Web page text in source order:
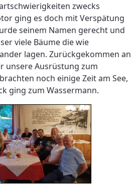
zwecks
ging es doch mit Verspätung
seinem Namen gerecht und
viele Bäume die wie
lagen. Zurückgekommen an
unsere Ausrüstung zum
noch einige Zeit am See,
ging zum Wassermann.